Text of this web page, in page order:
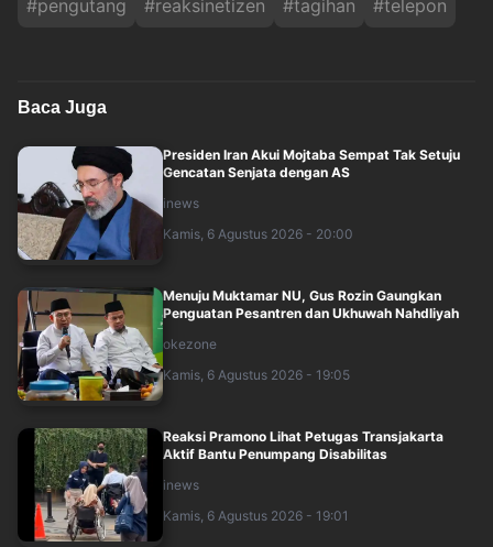
#pengutang #reaksinetizen #tagihan #telepon
Baca Juga
Presiden Iran Akui Mojtaba Sempat Tak Setuju
Gencatan Senjata dengan AS
inews
Kamis, 6 Agustus 2026 - 20:00
Menuju Muktamar NU, Gus Rozin Gaungkan
Penguatan Pesantren dan Ukhuwah Nahdliyah
okezone
Kamis, 6 Agustus 2026 - 19:05
Reaksi Pramono Lihat Petugas Transjakarta
Aktif Bantu Penumpang Disabilitas
inews
Kamis, 6 Agustus 2026 - 19:01